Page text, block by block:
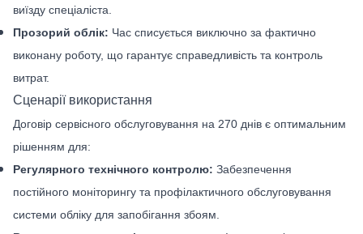
виїзду спеціаліста.
Прозорий облік: Час списується виключно за фактично
виконану роботу, що гарантує справедливість та контроль
витрат.
Сценарії використання
Договір сервісного обслуговування на 270 днів є оптимальним
рішенням для:
Регулярного технічного контролю: Забезпечення
постійного моніторингу та профілактичного обслуговування
системи обліку для запобігання збоям.